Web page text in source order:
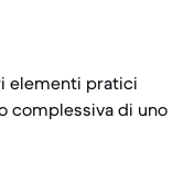
elementi pratici
complessiva di uno